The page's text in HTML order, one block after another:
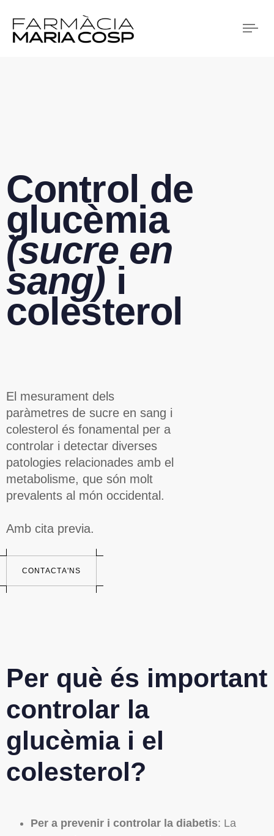
Control de
glucèmia
(sucre en
sang) i
colesterol
El mesurament dels
paràmetres de sucre en sang i
colesterol és fonamental per a
controlar i detectar diverses
patologies relacionades amb el
metabolisme, que són molt
prevalents al món occidental.
Amb cita previa.
CONTACTA'NS
Per què és important
controlar la
glucèmia i el
colesterol?
Per a prevenir i controlar la diabetis: La